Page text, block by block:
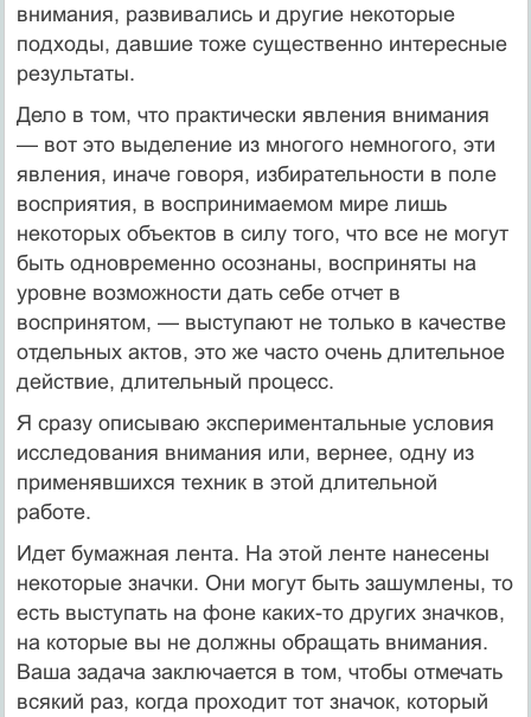
внимания, развивались и другие некоторые
подходы, давшие тоже существенно интересные
результаты.
Дело в том, что практически явления внимания
— вот это выделение из многого немногого, эти
явления, иначе говоря, избирательности в поле
восприятия, в воспринимаемом мире лишь
некоторых объектов в силу того, что все не могут
быть одновременно осознаны, восприняты на
уровне возможности дать себе отчет в
воспринятом, — выступают не только в качестве
отдельных актов, это же часто очень длительное
действие, длительный процесс.
Я сразу описываю экспериментальные условия
исследования внимания или, вернее, одну из
применявшихся техник в этой длительной
работе.
Идет бумажная лента. На этой ленте нанесены
некоторые значки. Они могут быть зашумлены, то
есть выступать на фоне каких-то других значков,
на которые вы не должны обращать внимания.
Ваша задача заключается в том, чтобы отмечать
всякий раз, когда проходит тот значок, который